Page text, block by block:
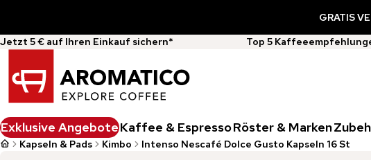
GRATIS
Jetzt 5 € auf Ihren Einkauf sichern*
Top 5
Exklusive AngeboteKaffee & EspressoRöster & Marken
Kapseln & Pads Kimbo Intenso Nescafé Dolce Gusto Kapseln 16 St